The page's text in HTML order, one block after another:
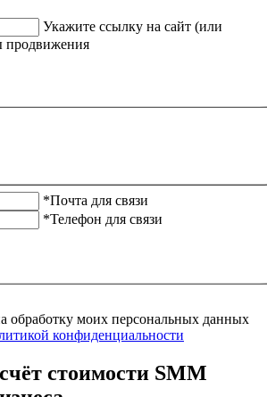
Укажите ссылку на сайт (или
продвижения
*Почта для связи
*Телефон для связи
обработку моих персональных данных
конфиденциальности
стоимости SMM